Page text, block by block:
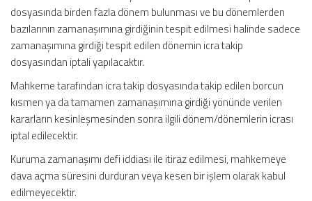
dosyasında birden fazla dönem bulunması ve bu dönemlerden
bazılarının zamanaşımına girdiğinin tespit edilmesi halinde sadece
zamanaşımına girdiği tespit edilen dönemin icra takip
dosyasından iptali yapılacaktır.
Mahkeme tarafından icra takip dosyasında takip edilen borcun
kısmen ya da tamamen zamanaşımına girdiği yönünde verilen
kararların kesinleşmesinden sonra ilgili dönem/dönemlerin icrası
iptal edilecektir.
Kuruma zamanaşımı defi iddiası ile itiraz edilmesi, mahkemeye
dava açma süresini durduran veya kesen bir işlem olarak kabul
edilmeyecektir.